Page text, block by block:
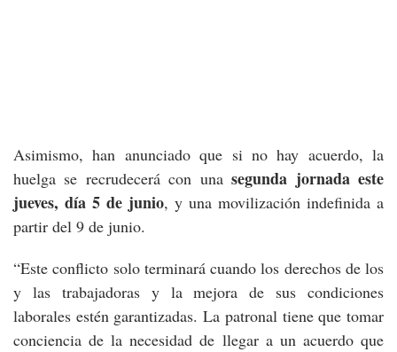
Asimismo, han anunciado que si no hay acuerdo, la
huelga se recrudecerá con unasegunda jornada este
jueves, día 5 de junio, y una movilización indefinida a
partir del 9 de junio.
“Este conflicto solo terminará cuando los derechos de los
y las trabajadoras y la mejora de sus condiciones
laborales estén garantizadas. La patronal tiene que tomar
conciencia de la necesidad de llegar a un acuerdo que